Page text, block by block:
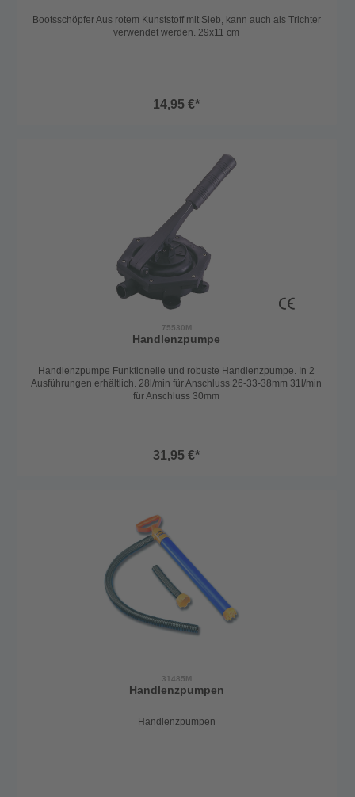
Bootsschöpfer Aus rotem Kunststoff mit Sieb, kann auch als Trichter
verwendet werden. 29x11 cm
14,95 €*
75530M
Handlenzpumpe
Handlenzpumpe Funktionelle und robuste Handlenzpumpe. In 2
Ausführungen erhältlich. 28l/min für Anschluss 26-33-38mm 31l/min
für Anschluss 30mm
31,95 €*
31485M
Handlenzpumpen
Handlenzpumpen